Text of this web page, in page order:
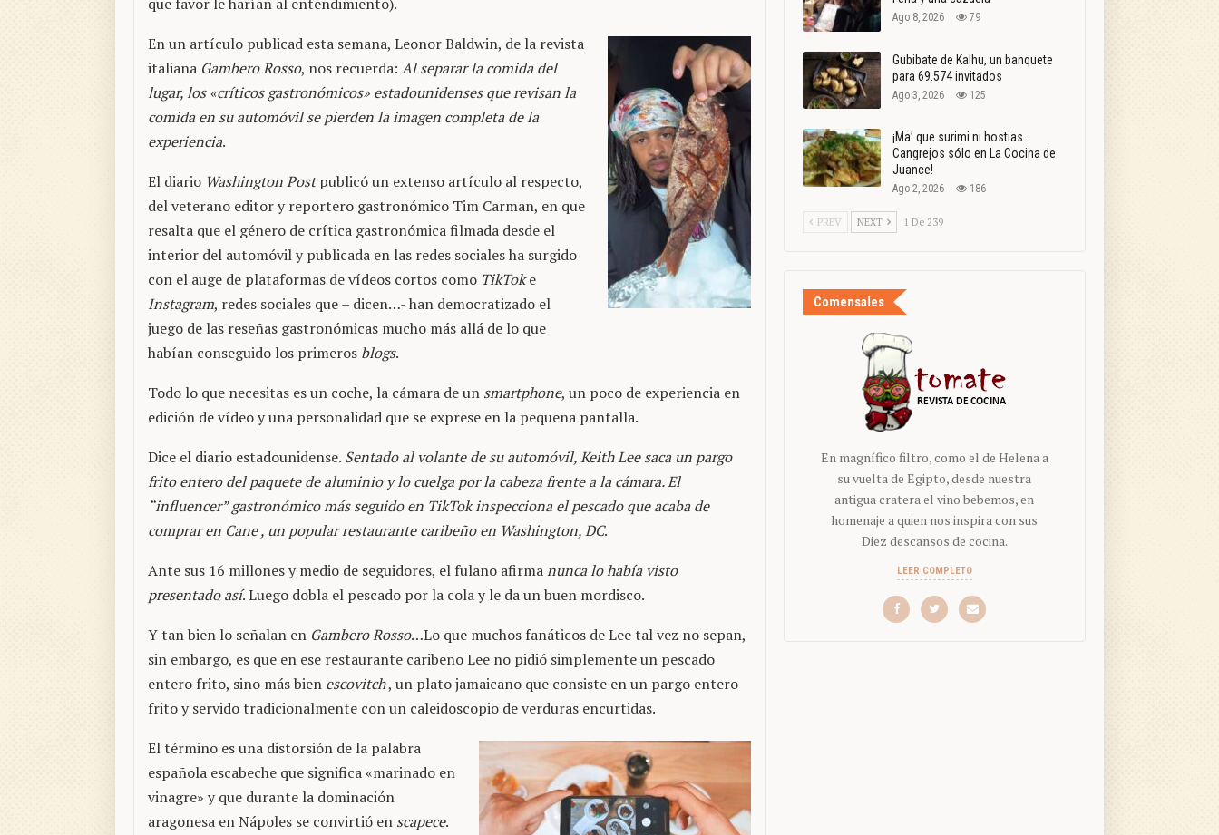
En un artículo publicad esta semana, Leonor Baldwin, de la revista
italiana Gambero Rosso, nos recuerda: Al separar la comida del
lugar, los «críticos gastronómicos» estadounidenses que revisan la
comida en su automóvil se pierden la imagen completa de la
experiencia.
El diario Washington Postpublicó un extenso artículo al respecto,
del veterano editor y reportero gastronómico Tim Carman, en que
resalta que el género de crítica gastronómica filmada desde el
interior del automóvil y publicada en las redes sociales ha surgido
con el auge de plataformas de vídeos cortos como TikToke
Instagram, redes sociales que – dicen…- han democratizado el
juego de las reseñas gastronómicas mucho más allá de lo que
habían conseguido los primeros blogs.
Todo lo que necesitas es un coche, la cámara de un smartphone, un poco de experiencia en
edición de vídeo y una personalidad que se exprese en la pequeña pantalla.
Dice el diario estadounidense. Sentado al volante de su automóvil, Keith Lee saca un pargo
frito entero del paquete de aluminio y lo cuelga por la cabeza frente a la cámara. El
“influencer” gastronómico más seguido en TikTok inspecciona el pescado que acaba de
comprar en Cane , un popular restaurante caribeño en Washington, DC.
Ante sus 16 millones y medio de seguidores, el fulano afirmanunca lo había visto
presentado así. Luego dobla el pescado por la cola y le da un buen mordisco.
Y tan bien lo señalan en Gambero Rosso…Lo que muchos fanáticos de Lee tal vez no sepan,
sin embargo, es que en ese restaurante caribeño Lee no pidió simplemente un pescado
entero frito, sino más bien escovitch, un plato jamaicano que consiste en un pargo entero
frito y servido tradicionalmente con un caleidoscopio de verduras encurtidas.
El término es una distorsión de la palabra
española escabeche que significa «marinado en
vinagre» y que durante la dominación
aragonesa en Nápoles se convirtió en scapece.
Ago 8, 2026 79
Gubibate de Kalhu, un banquete
para 69.574 invitados
Ago 3, 2026 125
¡Ma’ que surimi ni hostias…
Cangrejos sólo en La Cocina de
Juance!
Ago 2, 2026 186
PREV NEXT 1 De 239
Comensales
En magnífico filtro, como el de Helena a
su vuelta de Egipto, desde nuestra
antigua cratera el vino bebemos, en
homenaje a quien nos inspira con sus
Diez descansos de cocina.
LEER COMPLETO